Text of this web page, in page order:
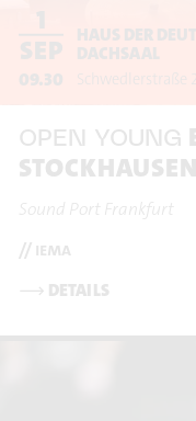
1
SEP
09.30
HAUS DER
DACHSAAL
Schwedlerstraße
OPEN YOUNG
STOCKHAUSEN
Sound Port Frankfurt
// iema
⟶ DETAILS